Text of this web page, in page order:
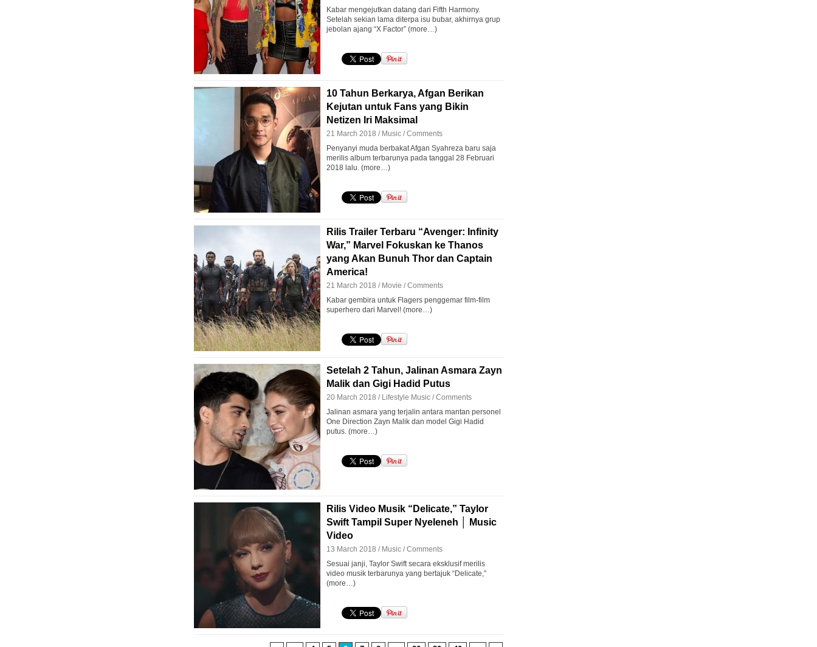
Kabar mengejutkan datang dari Fifth Harmony.
Setelah sekian lama diterpa isu bubar, akhirnya grup
jebolan ajang “X Factor” (more…)
10 Tahun Berkarya, Afgan Berikan
Kejutan untuk Fans yang Bikin
Netizen Iri Maksimal
21 March 2018 / Music /Comments
Penyanyi muda berbakat Afgan Syahreza baru saja
merilis album terbarunya pada tanggal 28 Februari
2018 lalu. (more…)
Rilis Trailer Terbaru “Avenger: Infinity
War,” Marvel Fokuskan ke Thanos
yang Akan Bunuh Thor dan Captain
America!
21 March 2018 / Movie /Comments
Kabar gembira untuk Flagers penggemar film-film
superhero dari Marvel! (more…)
Setelah 2 Tahun, Jalinan Asmara Zayn
Malik dan Gigi Hadid Putus
20 March 2018 / Lifestyle Music /Comments
Jalinan asmara yang terjalin antara mantan personel
One Direction Zayn Malik dan model Gigi Hadid
putus. (more…)
Rilis Video Musik “Delicate,” Taylor
Swift Tampil Super Nyeleneh │ Music
Video
13 March 2018 / Music /Comments
Sesuai janji, Taylor Swift secara eksklusif merilis
video musik terbarunya yang bertajuk “Delicate,”
(more…)